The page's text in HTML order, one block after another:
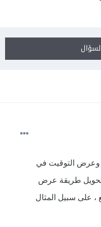
التوقيت في
طريقة عرض
، على سبيل المثال